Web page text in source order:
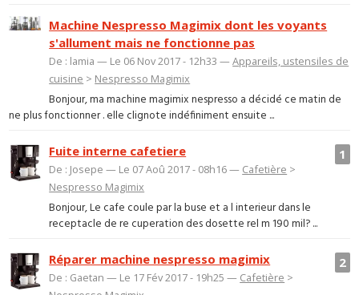
Machine Nespresso Magimix dont les voyants
s'allument mais ne fonctionne pas
De : lamia — Le 06 Nov 2017 - 12h33 —Appareils, ustensiles de
cuisine > Nespresso Magimix
Bonjour, ma machine magimix nespresso a décidé ce matin de
ne plus fonctionner . elle clignote indéfiniment ensuite ...
1
Fuite interne cafetiere
De : Josepe — Le 07 Aoû 2017 - 08h16 — Cafetière >
Nespresso Magimix
Bonjour, Le cafe coule par la buse et a l interieur dans le
receptacle de re cuperation des dosette rel m 190 mil? ...
2
Réparer machine nespresso magimix
De : Gaetan — Le 17 Fév 2017 - 19h25 — Cafetière >